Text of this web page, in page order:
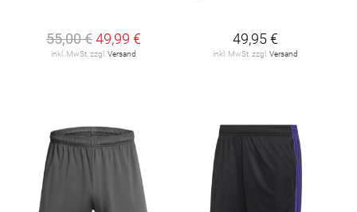
55,00 €49,99 €
inkl. MwSt. zzgl. Versand
49,95 €
inkl. MwSt. zzgl. Versand